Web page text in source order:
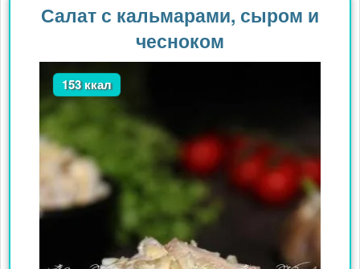
Салат с кальмарами, сыром и
чесноком
153 ккал